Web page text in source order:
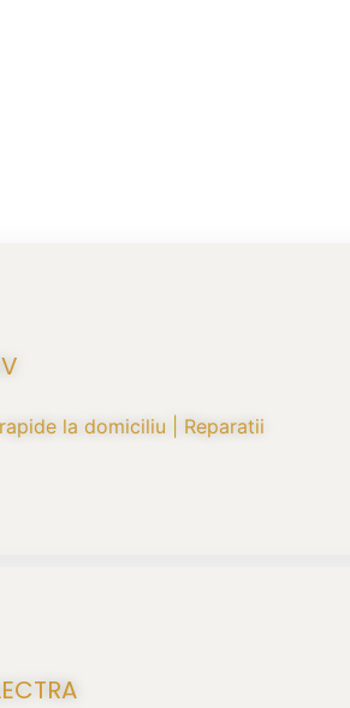
la domiciliu | Reparatii